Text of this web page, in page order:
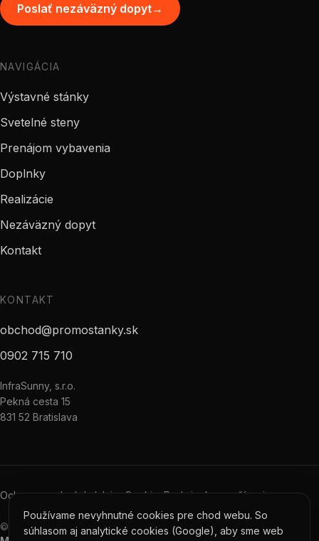
Poslať nezáväzný dopyt→
NAVIGÁCIA
Výstavné stánky
Svetelné steny
Prenájom vybavenia
Doplnky
Realizácie
Nezáväzný dopyt
Kontakt
KONTAKT
obchod@promostanky.sk
0902 715 710
InfraSunny, s.r.o.
Pekná cesta 15
831 52 Bratislava
Ochrana osobných údajovCookiesPodmienky používania
© 2026Promostanky.sk · InfraSunny, s.r.o. ·
Web vytvorilo
Používame nevyhnutné cookies pre chod webu. So
súhlasom aj analytické cookies (Google), aby sme web